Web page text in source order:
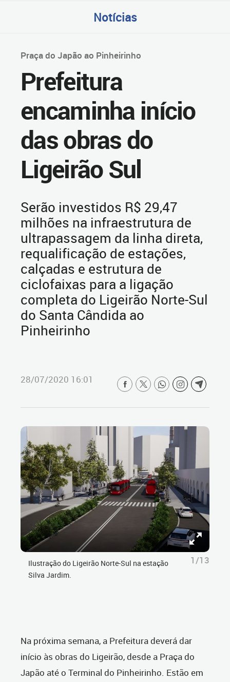
Notícias
Praça do Japão ao Pinheirinho
Prefeitura
encaminha início
das obras do
Ligeirão Sul
Serão investidos R$ 29,47
milhões na infraestrutura de
ultrapassagem da linha direta,
requalificação de estações,
calçadas e estrutura de
ciclofaixas para a ligação
completa do Ligeirão Norte-Sul
do Santa Cândida ao
Pinheirinho
28/07/2020 16:01
Ilustração do Ligeirão Norte-Sul na estação
Silva Jardim.
1/13
Na próxima semana, a Prefeitura deverá dar
início às obras do Ligeirão, desde a Praça do
Japão até o Terminal do Pinheirinho. Estão em